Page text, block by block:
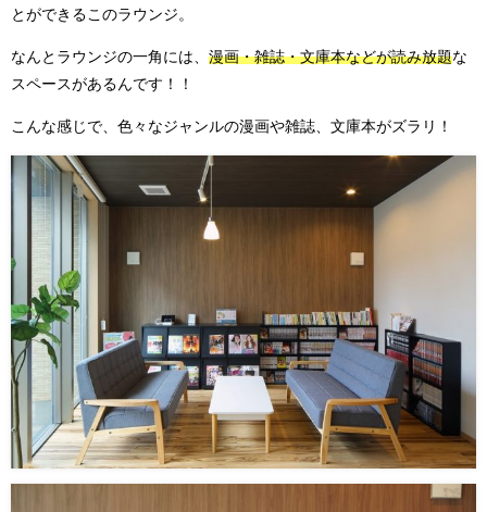
とができるこのラウンジ。
なんとラウンジの一角には、 漫画・雑誌・文庫本などが読み放題な
スペースがあるんです！！
こんな感じで、色々なジャンルの漫画や雑誌、文庫本がズラリ！